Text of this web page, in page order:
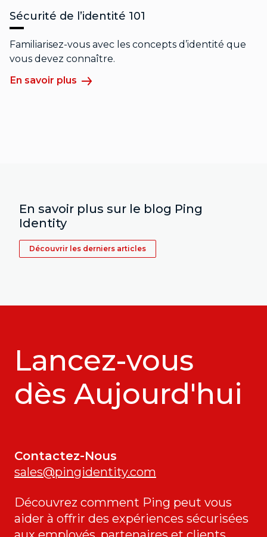
Sécurité de l’identité 101
Familiarisez-vous avec les concepts d’identité que
vous devez connaître.
En savoir plus
En savoir plus sur le blog Ping
Identity
Découvrir les derniers articles
Lancez-vous
dès Aujourd'hui
Contactez-Nous
sales@pingidentity.com
Découvrez comment Ping peut vous
aider à offrir des expériences sécurisées